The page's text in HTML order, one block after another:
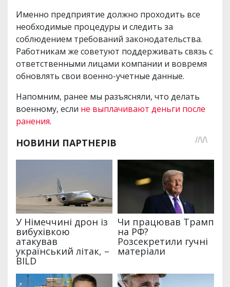
Именно предприятие должно проходить все
необходимые процедуры и следить за
соблюдением требований законодательства.
Работникам же советуют поддерживать связь с
ответственными лицами компании и вовремя
обновлять свои военно-учетные данные.
Напомним, ранее мы разъясняли, что делать
военному, если не выплачивают деньги после
ранения.